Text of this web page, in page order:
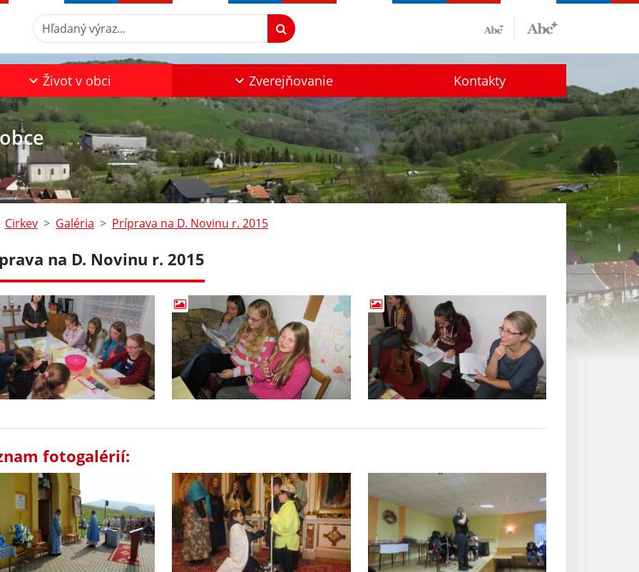
Hľadaný výraz...
Život v obci Zverejňovanie Kontakty
Cirkev Galéria Príprava na D. Novinu r. 2015
na D. Novinu r. 2015
fotogalérií: